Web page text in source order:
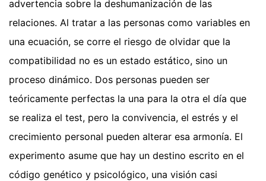
advertencia sobre la deshumanización de las
relaciones. Al tratar a las personas como variables en
una ecuación, se corre el riesgo de olvidar que la
compatibilidad no es un estado estático, sino un
proceso dinámico. Dos personas pueden ser
teóricamente perfectas la una para la otra el día que
se realiza el test, pero la convivencia, el estrés y el
crecimiento personal pueden alterar esa armonía. El
experimento asume que hay un destino escrito en el
código genético y psicológico, una visión casi